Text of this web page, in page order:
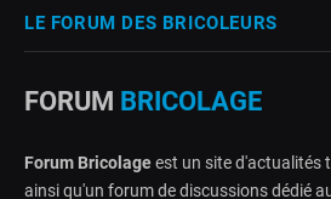
LE FORUM DES BRICOLEURS
FORUM BRICOLAGE
Forum Bricolageest un site d'actualités
ainsi qu'un forum de discussions dédié